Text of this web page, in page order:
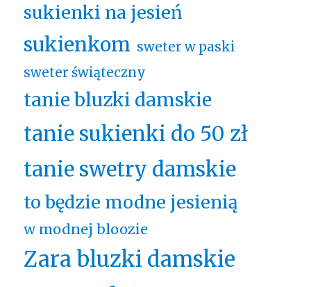
sukienki na jesień
sukienkom sweter w paski
sweter świąteczny
tanie bluzki damskie
tanie sukienki do 50 zł
tanie swetry damskie
to będzie modne jesienią
w modnej bloozie
Zara bluzki damskie